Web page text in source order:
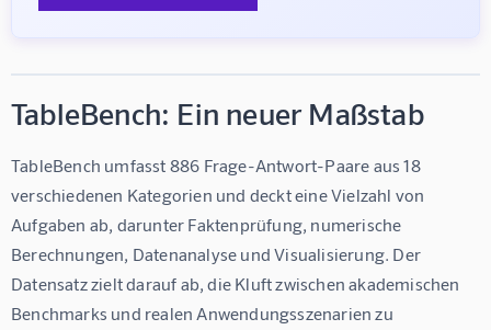
TableBench: Ein neuer Maßstab
TableBench umfasst 886 Frage-Antwort-Paare aus 18
verschiedenen Kategorien und deckt eine Vielzahl von
Aufgaben ab, darunter Faktenprüfung, numerische
Berechnungen, Datenanalyse und Visualisierung. Der
Datensatz zielt darauf ab, die Kluft zwischen akademischen
Benchmarks und realen Anwendungsszenarien zu